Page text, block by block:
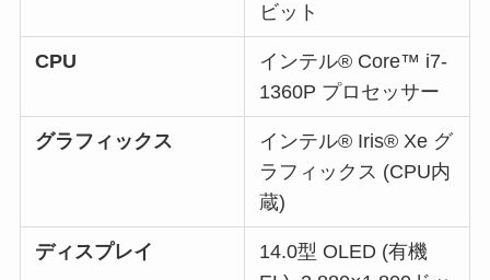
ビット
CPU
インテル® Core™ i7-
1360P プロセッサー
グラフィックス
インテル® Iris® Xe グ
ラフィックス (CPU内
蔵)
ディスプレイ
14.0型 OLED (有機